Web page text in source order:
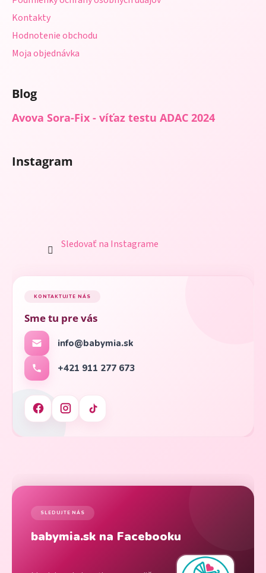
Kontakty
Hodnotenie obchodu
Moja objednávka
Blog
Avova Sora-Fix - víťaz testu ADAC 2024
Instagram
Sledovať na Instagrame
KONTAKTUJTE NÁS
Sme tu pre vás
info@babymia.sk
+421 911 277 673
SLEDUJTE NÁS
babymia.sk na Facebooku